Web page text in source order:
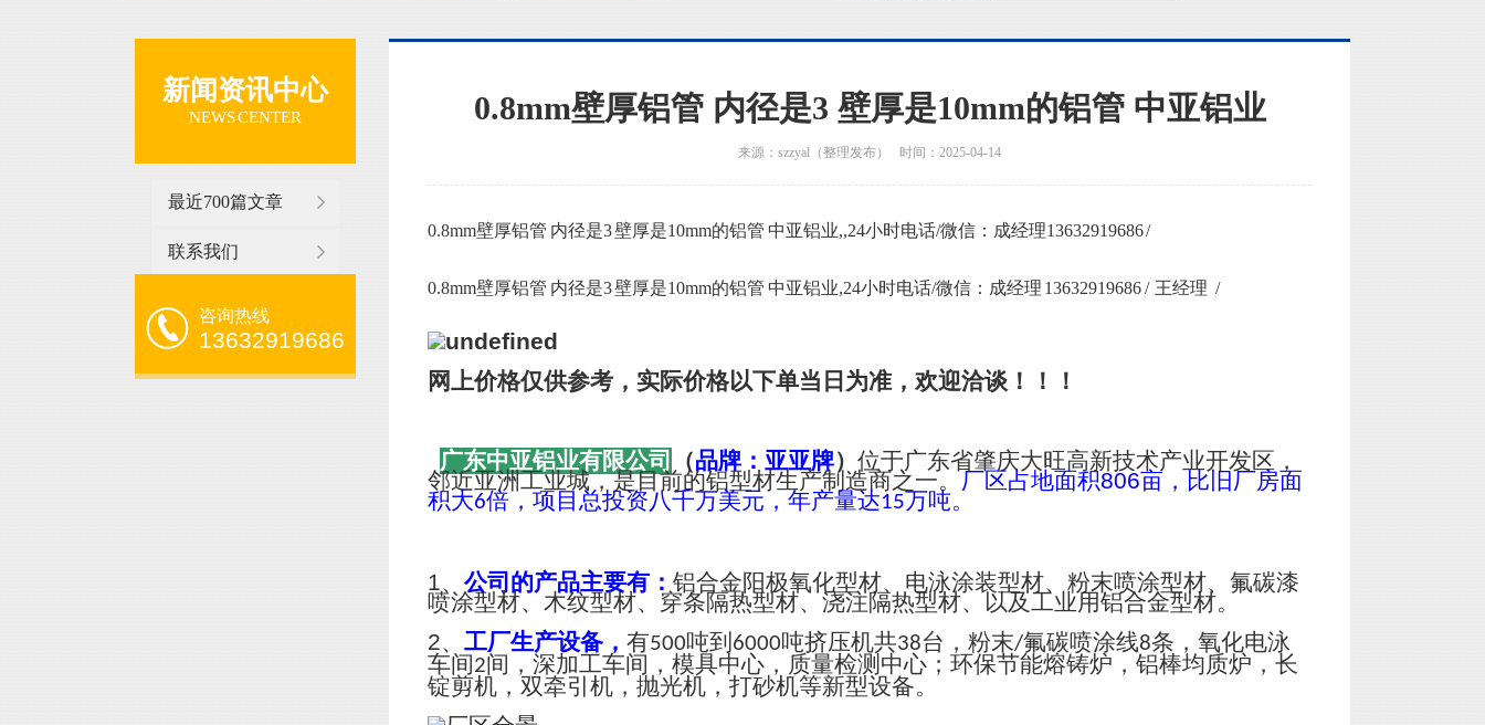
新闻资讯中心
NEWS CENTER
最近700篇文章
联系我们
咨询热线
13632919686
0.8mm壁厚铝管 内径是3 壁厚是10mm的铝管 中亚铝业
来源：szzyal（整理发布） 时间：2025-04-14
0.8mm壁厚铝管 内径是3 壁厚是10mm的铝管 中亚铝业,,24小时电话/微信：成经理13632919686 /
0.8mm壁厚铝管 内径是3 壁厚是10mm的铝管 中亚铝业,24小时电话/微信：成经理 13632919686 / 王经理 /
网上价格仅供参考，实际价格以下单当日为准，欢迎洽谈！！！
广东中亚铝业有限公司 （品牌：亚亚牌） 位于广东省肇庆大旺高新技术产业开发区，
邻近亚洲工业城，是目前的铝型材生产制造商之一。厂区占地面积806亩，比旧厂房面
积大6倍，项目总投资八千万美元，年产量达15万吨。
1、 公司的产品主要有： 铝合金阳极氧化型材、电泳涂装型材、粉末喷涂型材、氟碳漆
喷涂型材、木纹型材、穿条隔热型材、浇注隔热型材、以及工业用铝合金型材。
2、 工厂生产设备， 有500吨到 6000吨挤压机共38台，粉末/氟碳喷涂线8条，氧化电泳
车间2间，深加工车间，模具中心，质量检测中心；环保节能熔铸炉，铝棒均质炉，长
锭剪机，双牵引机，抛光机，打砂机等新型设备。